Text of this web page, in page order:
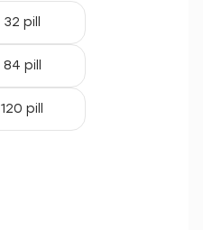
32 pill
84 pill
120 pill